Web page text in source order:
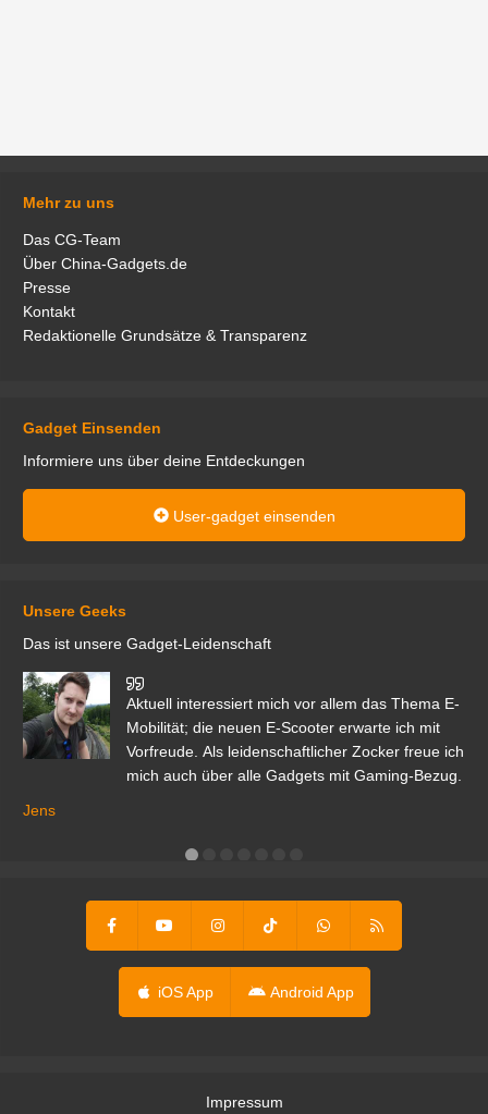
Mehr zu uns
Das CG-Team
Über China-Gadgets.de
Presse
Kontakt
Redaktionelle Grundsätze & Transparenz
Gadget Einsenden
Informiere uns über deine Entdeckungen
User-gadget einsenden
Unsere Geeks
Das ist unsere Gadget-Leidenschaft
Aktuell interessiert mich vor allem das Thema E-
Mobilität; die neuen E-Scooter erwarte ich mit
Vorfreude. Als leidenschaftlicher Zocker freue ich
mich auch über alle Gadgets mit Gaming-Bezug.
Jens
iOS App Android App
Impressum